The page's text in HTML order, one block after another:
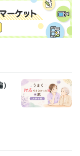
起業創業コンサ
サルタント業